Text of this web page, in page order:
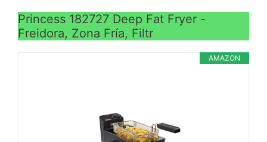
Princess 182727 Deep Fat Fryer -
Freidora, Zona Fría, Filtr
AMAZON